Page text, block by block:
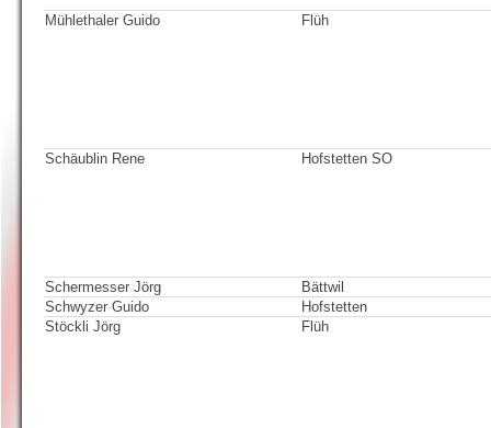
Mühlethaler Guido Flüh
Schäublin Rene Hofstetten SO
Schermesser Jörg
Bättwil
Schwyzer Guido
Hofstetten
Stöckli Jörg
Flüh